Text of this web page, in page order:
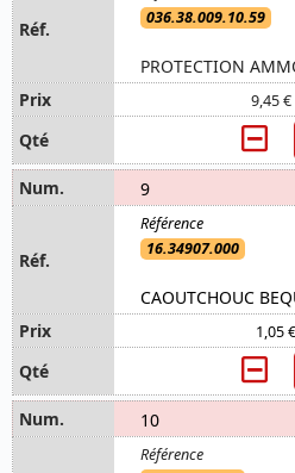
036.38.009.10.59
PROTECTION
9,45 €
9
16.34907.000
CAOUTCHOUC
1,05
10